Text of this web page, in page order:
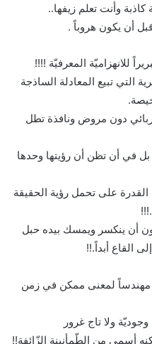
وأنت تعلم زيفها..
أن يكون هروباً .
للانهزاميّة المعرفيّة !!!!
التي تبيع المعادلة الساذجة
دون مروض ونافذة تطل
في أن تظن أن رؤيتها وحدها
القدرة على تحمل رؤية الحقيقة
أن ينكسر ويمسك بيده حبل
القاع أبداً.!!
لمعنى ممكن في زمن
ولا تاج غرور
أسمى من الطّمأنينة الزّائفة!!